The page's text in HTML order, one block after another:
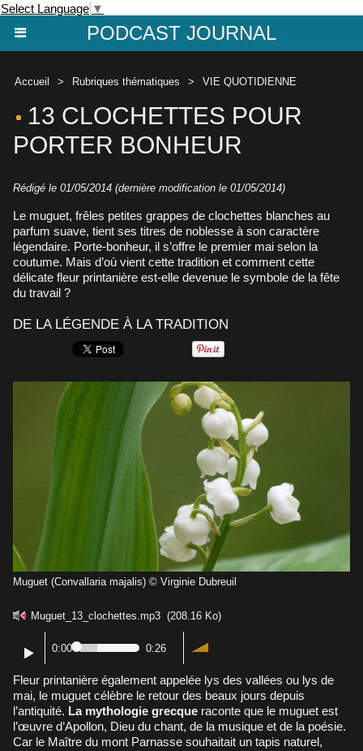
Select Language ▼
PODCAST JOURNAL
Accueil > Rubriques thématiques > VIE QUOTIDIENNE
13 CLOCHETTES POUR
PORTER BONHEUR
Rédigé le 01/05/2014 (dernière modification le 01/05/2014)
Le muguet, frêles petites grappes de clochettes blanches au
parfum suave, tient ses titres de noblesse à son caractère
légendaire. Porte-bonheur, il s’offre le premier mai selon la
coutume. Mais d’où vient cette tradition et comment cette
délicate fleur printanière est-elle devenue le symbole de la fête
du travail ?
DE LA LÉGENDE À LA TRADITION
Muguet (Convallaria majalis) © Virginie Dubreuil
Muguet_13_clochettes.mp3 (208.16 Ko)
0:00 0:26
Fleur printanière également appelée lys des vallées ou lys de
mai, le muguet célèbre le retour des beaux jours depuis
l’antiquité. La mythologie grecque raconte que le muguet est
l’œuvre d’Apollon, Dieu du chant, de la musique et de la poésie.
Car le Maître du mont Parnasse souhaitait un tapis naturel,